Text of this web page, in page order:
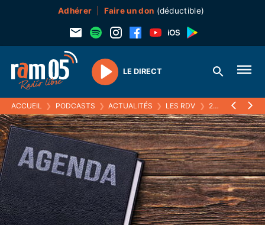
Adhérer Faire un don (déductible)
Play
LE DIRECT
ACCUEIL ❯ PODCASTS ❯ ACTUALITÉS ❯ LES RDV ❯ 27 AVRIL 2026